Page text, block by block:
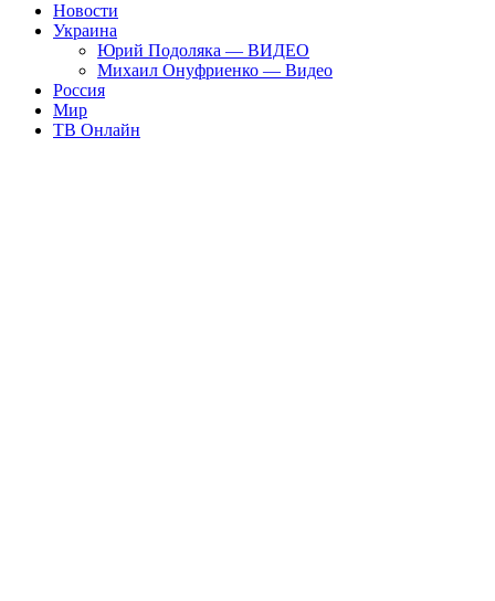
Новости
Украина
Юрий Подоляка — ВИДЕО
Михаил Онуфриенко — Видео
Россия
Мир
ТВ Онлайн